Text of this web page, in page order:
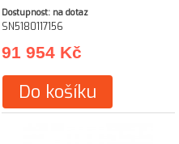
Dostupnost: na dotaz
SN5180117156
91 954 Kč
Do košíku